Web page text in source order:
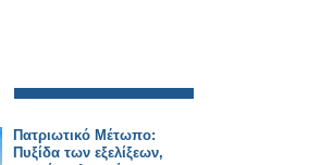
Πατριωτικό Μέτωπο:
Πυξίδα των εξελίξεων,